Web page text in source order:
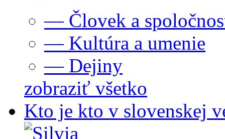
— Človek a
— Kultúra a umenie
— Dejiny
zobraziť všetko
Kto je kto v slovenskej